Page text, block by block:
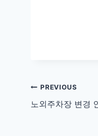
글
탐
PREVIOUS
노외주차장 변경